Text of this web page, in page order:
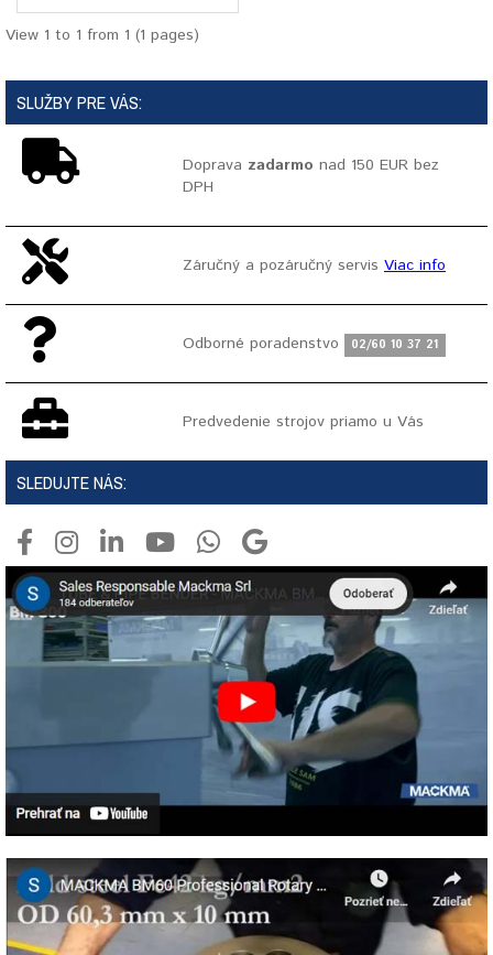
View 1 to 1 from 1 (1 pages)
SLUŽBY PRE VÁS:
Doprava zadarmo nad 150 EUR bez
DPH
Záručný a pozáručný servis Viac info
Odborné poradenstvo 02/60 10 37 21
Predvedenie strojov priamo u Vás
SLEDUJTE NÁS: